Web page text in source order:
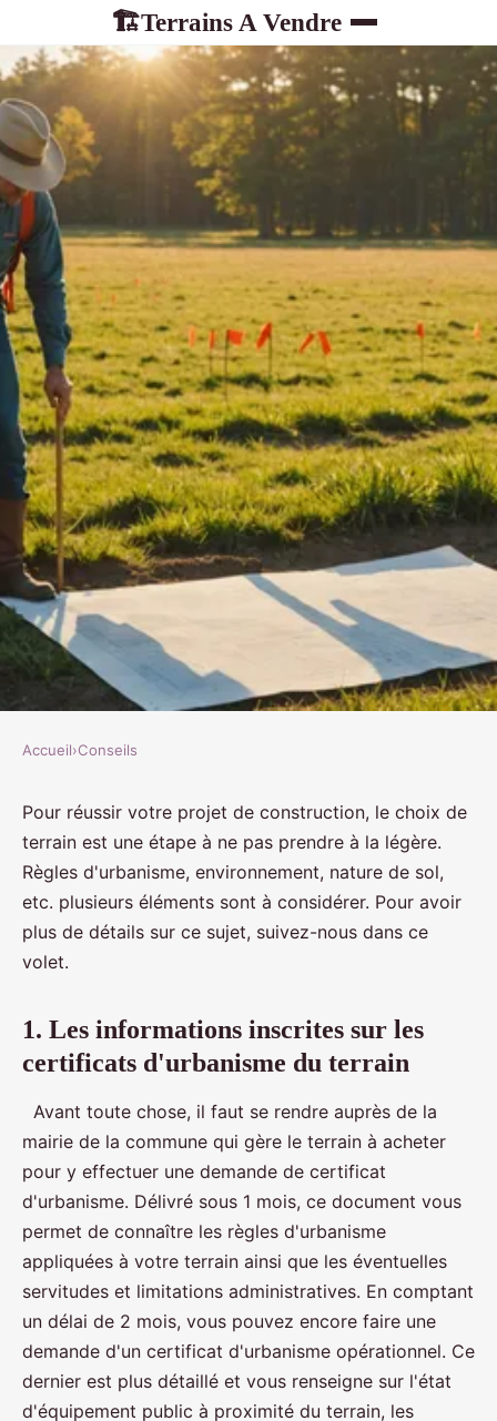
🏗Terrains A Vendre
Ce que vous devez savoir avant
d'acheter un terrain
Antoine•24 août 2022•3 min de lecture
Accueil›Conseils
Pour réussir votre projet de construction, le choix de
terrain est une étape à ne pas prendre à la légère.
Règles d'urbanisme, environnement, nature de sol,
etc. plusieurs éléments sont à considérer. Pour avoir
plus de détails sur ce sujet, suivez-nous dans ce
volet.
1. Les informations inscrites sur les
certificats d'urbanisme du terrain
Avant toute chose, il faut se rendre auprès de la
mairie de la commune qui gère le terrain à acheter
pour y effectuer une demande de certificat
d'urbanisme. Délivré sous 1 mois, ce document vous
permet de connaître les règles d'urbanisme
appliquées à votre terrain ainsi que les éventuelles
servitudes et limitations administratives. En comptant
un délai de 2 mois, vous pouvez encore faire une
demande d'un certificat d'urbanisme opérationnel. Ce
dernier est plus détaillé et vous renseigne sur l'état
d'équipement public à proximité du terrain, les